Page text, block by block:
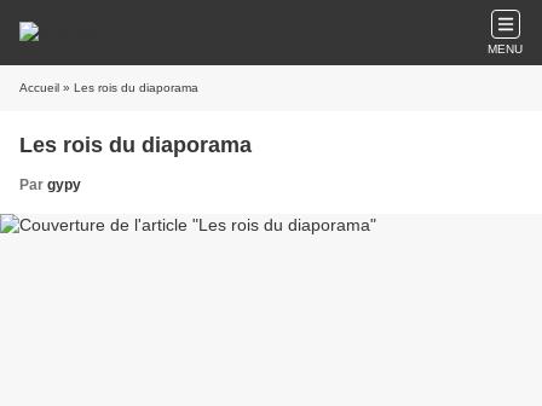
MENU
Accueil » Les rois du diaporama
Les rois du diaporama
Par gypy